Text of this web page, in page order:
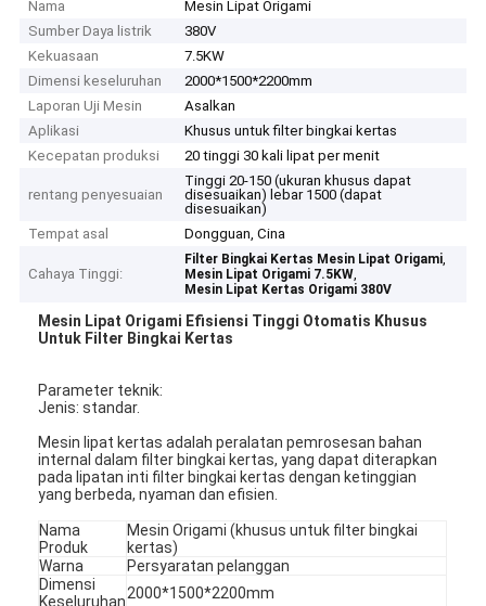
Nama
Mesin Lipat Origami
Sumber Daya listrik
380V
Kekuasaan
7.5KW
Dimensi keseluruhan
2000*1500*2200mm
Laporan Uji Mesin
Asalkan
Aplikasi
Khusus untuk filter bingkai kertas
Kecepatan produksi
20 tinggi 30 kali lipat per menit
rentang penyesuaian
Tinggi 20-150 (ukuran khusus dapat
disesuaikan) lebar 1500 (dapat
disesuaikan)
Tempat asal
Dongguan, Cina
Cahaya Tinggi:
Filter Bingkai Kertas Mesin Lipat Origami,
Mesin Lipat Origami 7.5KW,
Mesin Lipat Kertas Origami 380V
Mesin Lipat Origami Efisiensi Tinggi Otomatis Khusus
Untuk Filter Bingkai Kertas​
Parameter teknik:
Jenis: standar.
Mesin lipat kertas adalah peralatan pemrosesan bahan
internal dalam filter bingkai kertas, yang dapat diterapkan
pada lipatan inti filter bingkai kertas dengan ketinggian
yang berbeda, nyaman dan efisien.
Nama
Produk
Mesin Origami (khusus untuk filter bingkai
kertas)
Warna
Persyaratan pelanggan
Dimensi
Keseluruhan2000*1500*2200mm